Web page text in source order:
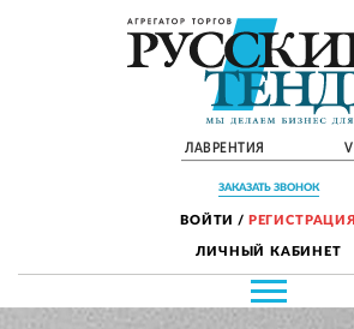
ЛАВРЕНТИЯ V
ЗАКАЗАТЬ ЗВОНОК
ВОЙТИ / РЕГИСТРАЦИЯ
ЛИЧНЫЙ КАБИНЕТ